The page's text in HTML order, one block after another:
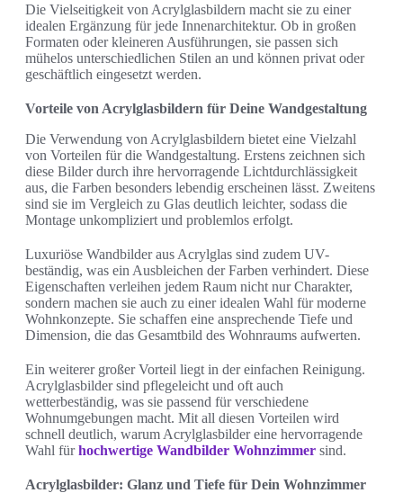
Die Vielseitigkeit von Acrylglasbildern macht sie zu einer
idealen Ergänzung für jede Innenarchitektur. Ob in großen
Formaten oder kleineren Ausführungen, sie passen sich
mühelos unterschiedlichen Stilen an und können privat oder
geschäftlich eingesetzt werden.
Vorteile von Acrylglasbildern für Deine Wandgestaltung
Die Verwendung von Acrylglasbildern bietet eine Vielzahl
von Vorteilen für die Wandgestaltung. Erstens zeichnen sich
diese Bilder durch ihre hervorragende Lichtdurchlässigkeit
aus, die Farben besonders lebendig erscheinen lässt. Zweitens
sind sie im Vergleich zu Glas deutlich leichter, sodass die
Montage unkompliziert und problemlos erfolgt.
Luxuriöse Wandbilder aus Acrylglas sind zudem UV-
beständig, was ein Ausbleichen der Farben verhindert. Diese
Eigenschaften verleihen jedem Raum nicht nur Charakter,
sondern machen sie auch zu einer idealen Wahl für moderne
Wohnkonzepte. Sie schaffen eine ansprechende Tiefe und
Dimension, die das Gesamtbild des Wohnraums aufwerten.
Ein weiterer großer Vorteil liegt in der einfachen Reinigung.
Acrylglasbilder sind pflegeleicht und oft auch
wetterbeständig, was sie passend für verschiedene
Wohnumgebungen macht. Mit all diesen Vorteilen wird
schnell deutlich, warum Acrylglasbilder eine hervorragende
Wahl fürhochwertige Wandbilder Wohnzimmer sind.
Acrylglasbilder: Glanz und Tiefe für Dein Wohnzimmer